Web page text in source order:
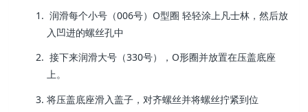
润滑每个小号（006号） O型圈 轻轻涂上凡士林，然后放
入凹进的螺丝孔中
接下来润滑大号（330号）， O形圈并放置在压盖底座
上。
将压盖底座滑入盖子，对齐螺丝并将螺丝拧紧到位